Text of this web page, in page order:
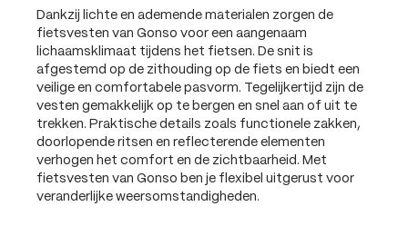
Dankzij lichte en ademende materialen zorgen de
fietsvesten van Gonso voor een aangenaam
lichaamsklimaat tijdens het fietsen. De snit is
afgestemd op de zithouding op de fiets en biedt een
veilige en comfortabele pasvorm. Tegelijkertijd zijn de
vesten gemakkelijk op te bergen en snel aan of uit te
trekken. Praktische details zoals functionele zakken,
doorlopende ritsen en reflecterende elementen
verhogen het comfort en de zichtbaarheid. Met
fietsvesten van Gonso ben je flexibel uitgerust voor
veranderlijke weersomstandigheden.